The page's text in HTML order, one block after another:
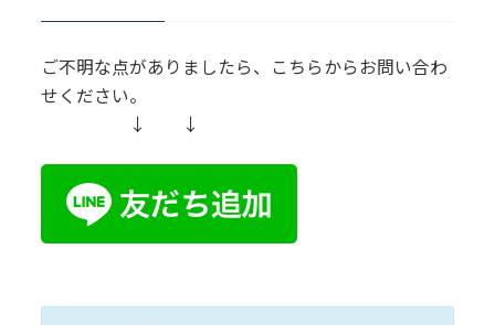
ご不明な点がありましたら、こちらからお問い合わ
せください。
↓ ↓